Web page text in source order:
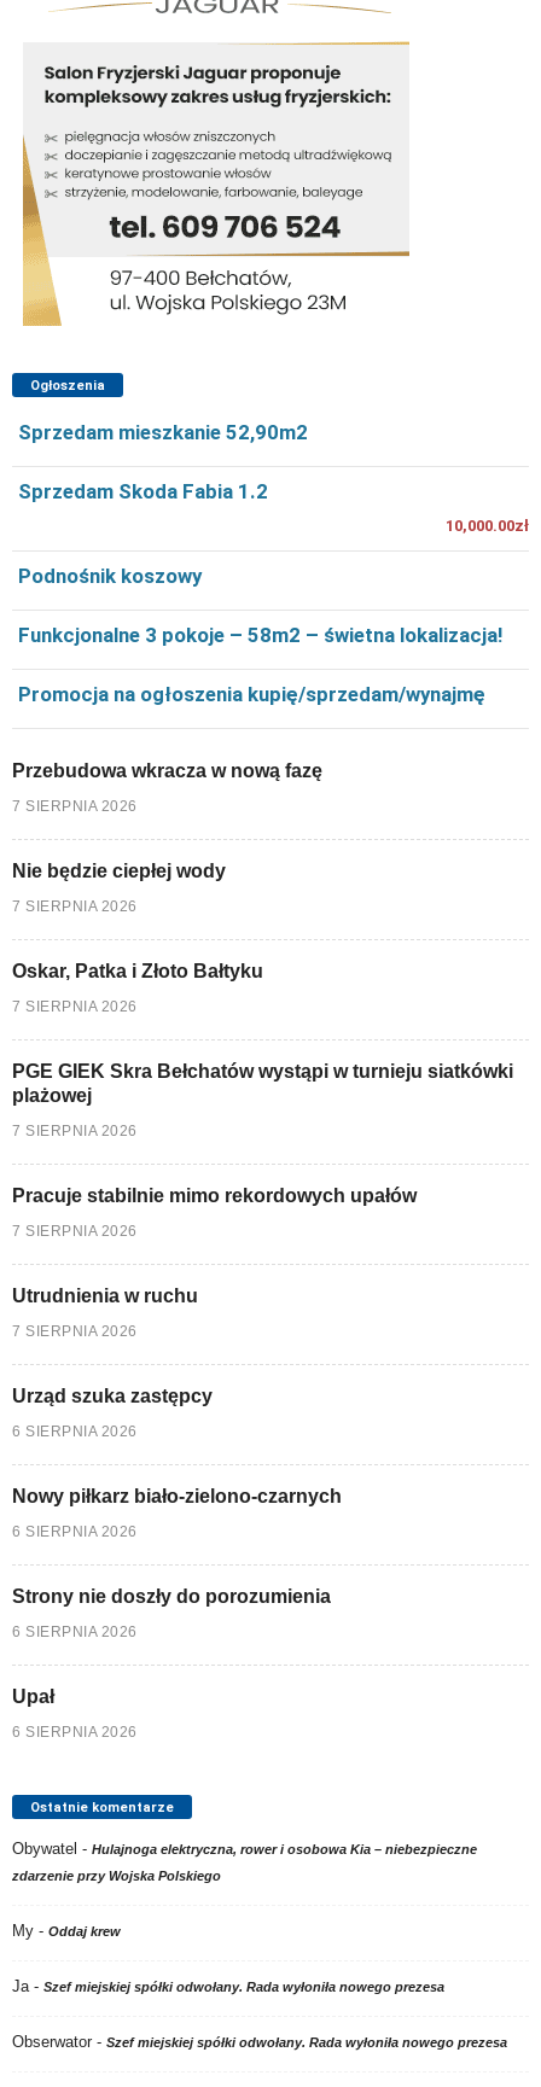
Ogłoszenia
Sprzedam mieszkanie 52,90m2
Sprzedam Skoda Fabia 1.2
10,000.00zł
Podnośnik koszowy
Funkcjonalne 3 pokoje – 58m2 – świetna lokalizacja!
Promocja na ogłoszenia kupię/sprzedam/wynajmę
Przebudowa wkracza w nową fazę
7 SIERPNIA 2026
Nie będzie ciepłej wody
7 SIERPNIA 2026
Oskar, Patka i Złoto Bałtyku
7 SIERPNIA 2026
PGE GIEK Skra Bełchatów wystąpi w turnieju siatkówki
plażowej
7 SIERPNIA 2026
Pracuje stabilnie mimo rekordowych upałów
7 SIERPNIA 2026
Utrudnienia w ruchu
7 SIERPNIA 2026
Urząd szuka zastępcy
6 SIERPNIA 2026
Nowy piłkarz biało-zielono-czarnych
6 SIERPNIA 2026
Strony nie doszły do porozumienia
6 SIERPNIA 2026
Upał
6 SIERPNIA 2026
Ostatnie komentarze
Obywatel - Hulajnoga elektryczna, rower i osobowa Kia – niebezpieczne
zdarzenie przy Wojska Polskiego
My - Oddaj krew
Ja- Szef miejskiej spółki odwołany. Rada wyłoniła nowego prezesa
Obserwator - Szef miejskiej spółki odwołany. Rada wyłoniła nowego prezesa